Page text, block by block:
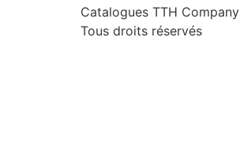
Catalogues TTH Company
Tous droits réservés